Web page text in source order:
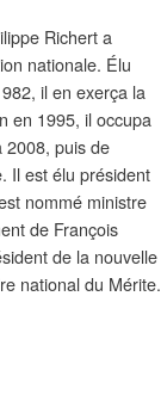
Richert a
nationale. Élu
il en exerça la
en 1995, il occupa
2008, puis de
Il est élu président
nommé ministre
de François
de la nouvelle
national du Mérite.